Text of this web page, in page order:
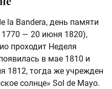
la Bandera, день памяти
— 20 июня 1820),
проходит Неделя
в мае 1810 и
1812, тогда же учрежден
солнце» Sol de Mayo.